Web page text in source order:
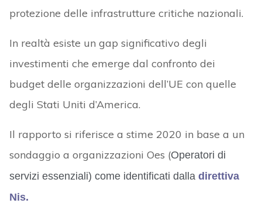
protezione delle infrastrutture critiche nazionali.
In realtà esiste un gap significativo degli
investimenti che emerge dal confronto dei
budget delle organizzazioni dell’UE con quelle
degli Stati Uniti d’America.
Il rapporto si riferisce a stime 2020 in base a un
sondaggio a organizzazioni Oes (Operatori di
servizi essenziali) come identificati dalla direttiva
Nis.